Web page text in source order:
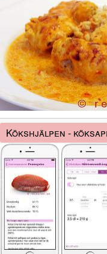
Kökshjälpen -